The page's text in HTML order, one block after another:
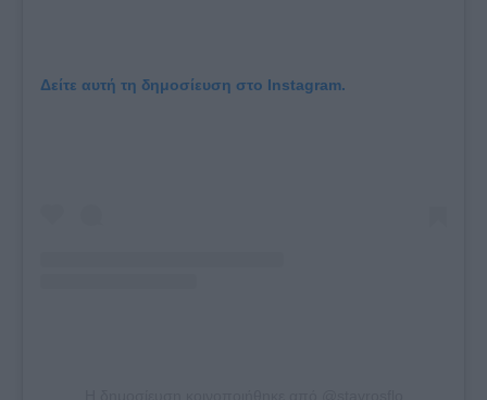
Δείτε αυτή τη δημοσίευση στο Instagram.